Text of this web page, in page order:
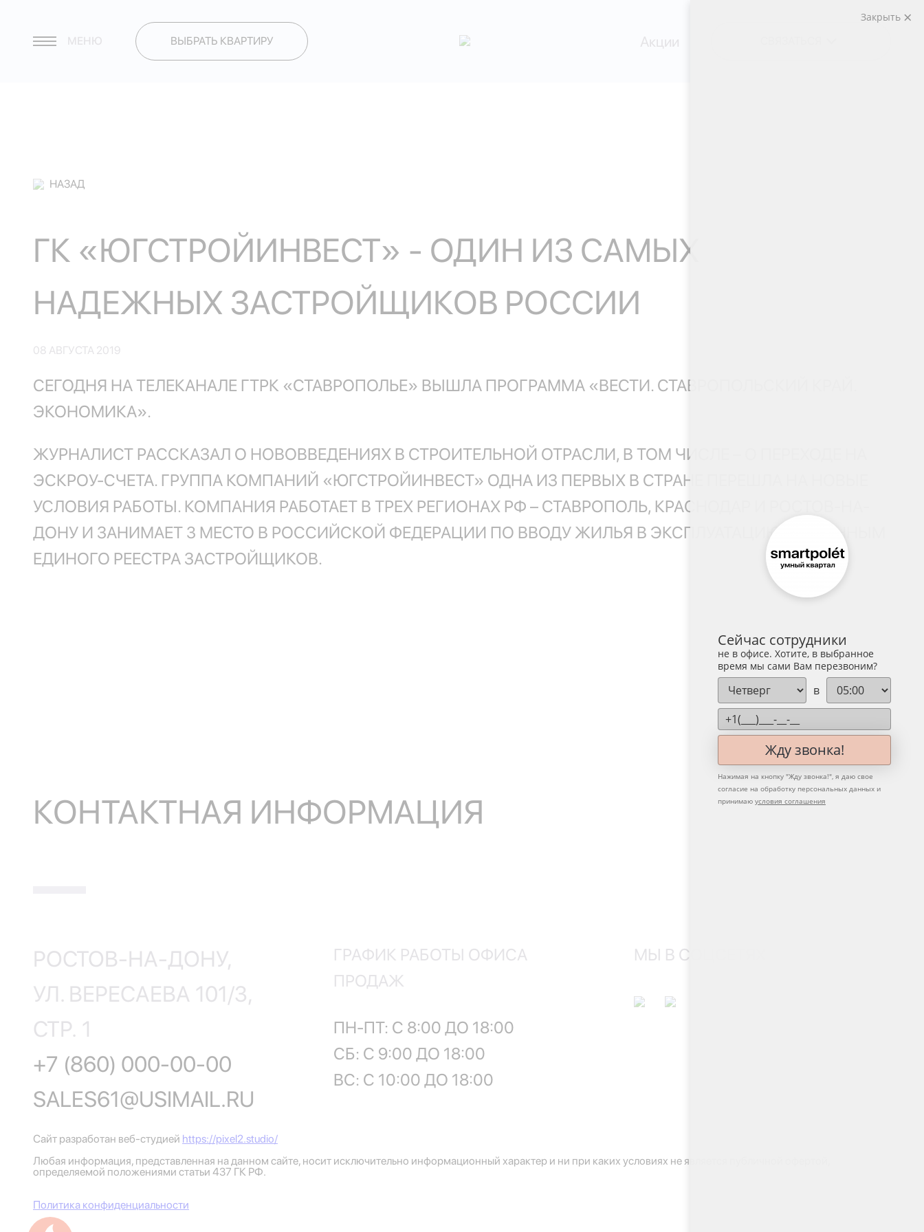
МЕНЮ ВЫБРАТЬ КВАРТИРУ Акции
НАЗАД
ГК «ЮГСТРОЙИНВЕСТ» - ОДИН ИЗ САМЫХ
НАДЕЖНЫХ ЗАСТРОЙЩИКОВ РОССИИ
08 АВГУСТА 2019
СЕГОДНЯ НА ТЕЛЕКАНАЛЕ ГТРК «СТАВРОПОЛЬЕ» ВЫШЛА ПРОГРАММА «ВЕСТИ. СТАВРОПОЛЬСКИЙ КРАЙ.
ЭКОНОМИКА».
ЖУРНАЛИСТ РАССКАЗАЛ О НОВОВВЕДЕНИЯХ В СТРОИТЕЛЬНОЙ ОТРАСЛИ, В ТОМ ЧИСЛЕ – О ПЕРЕХОДЕ НА
ЭСКРОУ-СЧЕТА. ГРУППА КОМПАНИЙ «ЮГСТРОЙИНВЕСТ» ОДНА ИЗ ПЕРВЫХ В СТРАНЕ ПЕРЕШЛА НА НОВЫЕ
УСЛОВИЯ РАБОТЫ. КОМПАНИЯ РАБОТАЕТ В ТРЕХ РЕГИОНАХ РФ – СТАВРОПОЛЬ, КРАСНОДАР И РОСТОВ-НА-
ДОНУ И ЗАНИМАЕТ 3 МЕСТО В РОССИЙСКОЙ ФЕДЕРАЦИИ ПО ВВОДУ ЖИЛЬЯ В ЭКСПЛУАТАЦИЮ ПО ДАННЫМ
ЕДИНОГО РЕЕСТРА ЗАСТРОЙЩИКОВ.
КОНТАКТНАЯ ИНФОРМАЦИЯ
РОСТОВ-НА-ДОНУ,
УЛ. ВЕРЕСАЕВА 101/3,
СТР. 1
+7 (860) 000-00-00
SALES61@USIMAIL.RU
ГРАФИК РАБОТЫ ОФИСА
ПРОДАЖ
ПН-ПТ: С 8:00 ДО 18:00
СБ: С 9:00 ДО 18:00
ВС: С 10:00 ДО 18:00
МЫ В СОЦСЕТЯХ
Сайт разработан веб-студией https://pixel2.studio/
Любая информация, представленная на данном сайте, носит исключительно информационный характер и ни при каких условиях не является публичной офертой,
определяемой положениями статьи 437 ГК РФ.
Политика конфиденциальности
Закрыть
Сейчас сотрудники
не в офисе. Хотите, в выбранное
время мы сами Вам перезвоним?
в
Жду звонка!
Нажимая на кнопку "Жду звонка!", я даю свое
согласие на обработку персональных данных и
принимаю условия соглашения